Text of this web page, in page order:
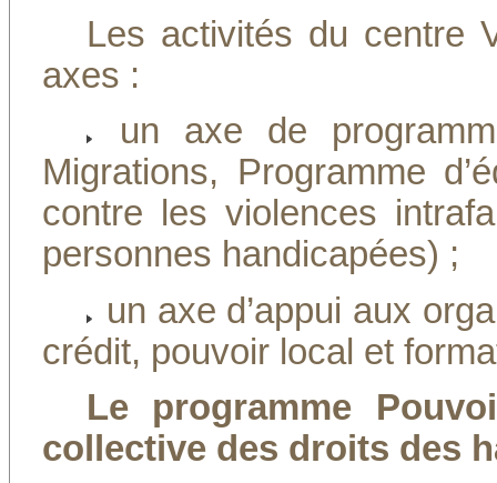
Les activités du centre
axes :
un axe de
Migrations, Programme
contre les violences
personnes handicapées) ;
un axe d’appui aux
crédit, pouvoir local et
Le programme
collective des droits des